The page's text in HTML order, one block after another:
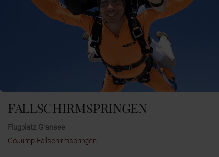
FALLSCHIRMSPRINGEN
Flugplatz Gransee:
GoJump Fallschirmspringen